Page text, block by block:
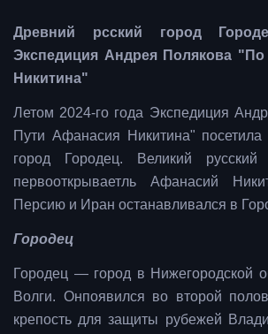
Древний рсский город
Экспедиция Андрея Полякова
Никитина"
Летом 2024-го года Экспедиция
Пути Афанасия Никитина" посетила
город Городец. Великий русский
первооткрываетль Афанасий
Персию и Иран останавливался в
Городец
Городец — город в Нижегородской
Волги. Онпоявился во второй
крепость для защиты рубежей